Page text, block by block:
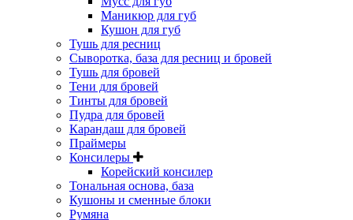
Маникюр для губ
Кушон для губ
Тушь для ресниц
Сыворотка, база для ресниц и бровей
Тушь для бровей
Тени для бровей
Тинты для бровей
Пудра для бровей
Карандаш для бровей
Праймеры
Консилеры
Корейский консилер
Тональная основа, база
Кушоны и сменные блоки
Румяна